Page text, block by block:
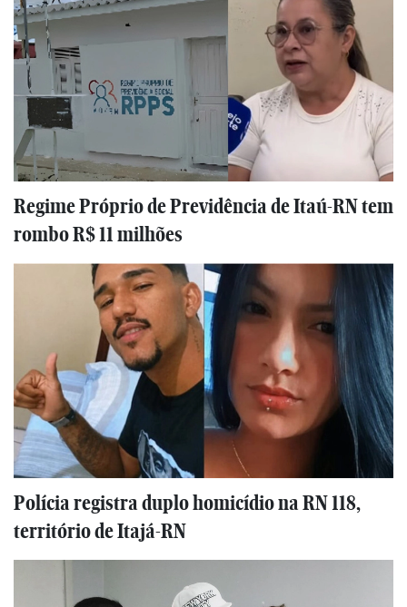
Regime Próprio de Previdência de Itaú-RN tem
rombo R$ 11 milhões
Polícia registra duplo homicídio na RN 118,
território de Itajá-RN